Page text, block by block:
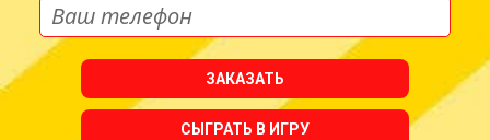
ЗАКАЗАТЬ
СЫГРАТЬ В ИГРУ